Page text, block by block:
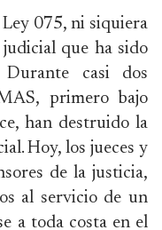
075, ni siquiera
que ha sido
casi dos
primero bajo
han destruido la
Hoy, los jueces y
de la justicia,
al servicio de un
a toda costa en el